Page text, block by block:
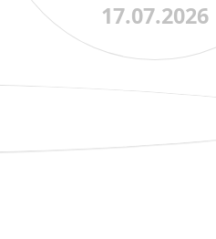
астрономии
17.07.2026